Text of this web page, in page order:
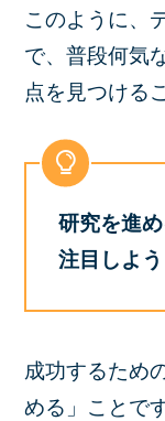
このように、
で、普段何気
点を見つける
研究を進
注目しよう
成功するため
める」ことです